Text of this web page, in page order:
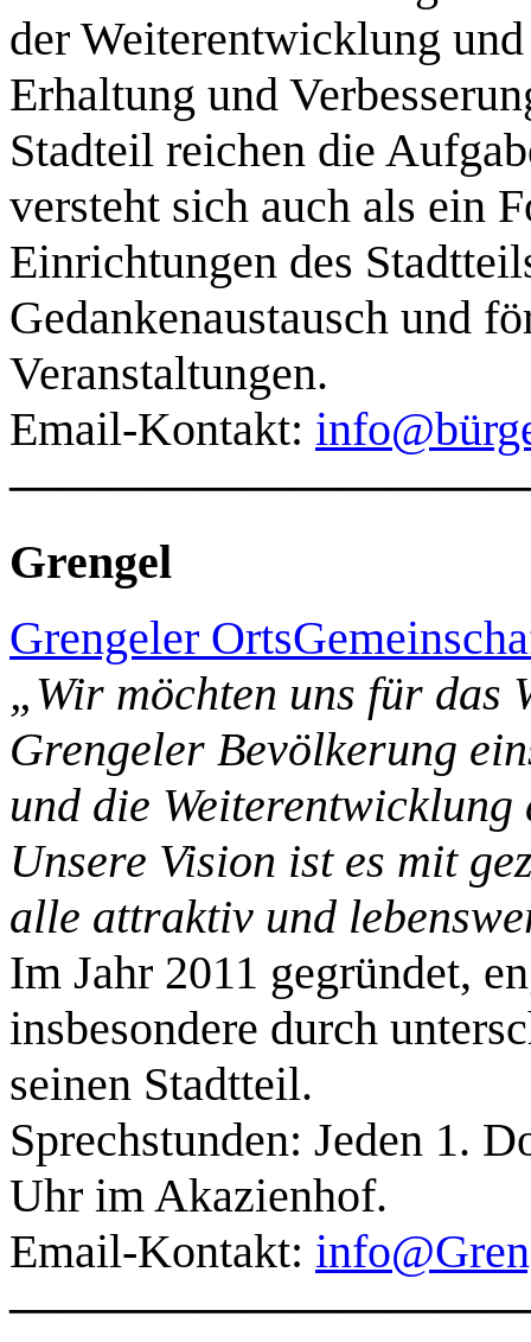
der Weiterentwicklung
Erhaltung und
Stadteil reichen die
versteht sich auch als ein
Einrichtungen des
Gedankenaustausch und
Veranstaltungen.
Email-Kontakt:
Grengel
Grengeler
„Wir möchten uns für das
Grengeler Bevölkerung
und die
Unsere Vision ist es mit
alle attraktiv und
Im Jahr 2011 gegründet,
insbesondere durch
seinen Stadtteil.
Sprechstunden: Jeden 1.
Uhr im Akazienhof.
Email-Kontakt: